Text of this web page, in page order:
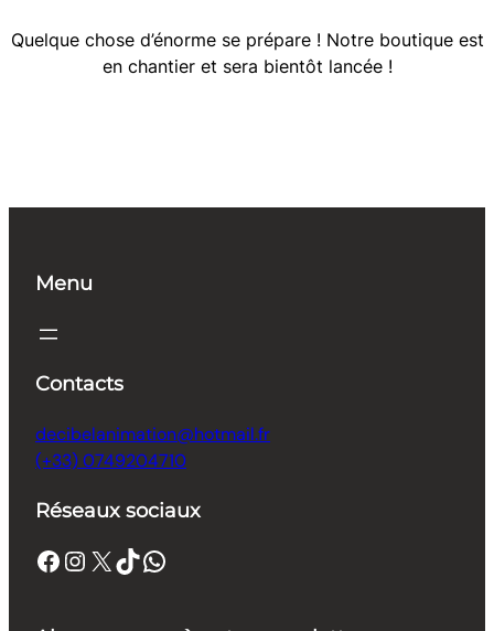
Quelque chose d’énorme se prépare ! Notre boutique est
en chantier et sera bientôt lancée !
Menu
Contacts
decibelanimation@hotmail.fr
(+33) 0749204710
Réseaux sociaux
Facebook Instagram X TikTok WhatsApp